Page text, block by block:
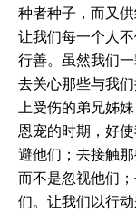
种者种子，而又
让我们每一个人
行善。虽然我们
去关心那些与我
上受伤的弟兄姊
恩宠的时期，好
避他们；去接触
而不是忽视他们
们。让我们以行